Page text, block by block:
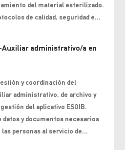
del material esterilizado.
de calidad, seguridad e...
administrativo/a en
y coordinación del
administrativo, de archivo y
del aplicativo ESOIB.
datos y documentos necesarios
personas al servicio de...